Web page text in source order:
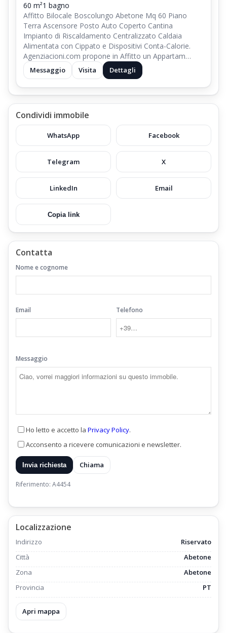
60 m²1 bagno
Affitto Bilocale Boscolungo Abetone Mq 60 Piano
Terra Ascensore Posto Auto Coperto Cantina
Impianto di Riscaldamento Centralizzato Caldaia
Alimentata con Cippato e Dispositivi Conta-Calorie.
Agenziacioni.com propone in Affitto un Appartam…
Messaggio Visita Dettagli
Condividi immobile
WhatsApp Facebook
Telegram X
LinkedIn Email
Copia link
Contatta
Nome e cognome
Email Telefono
Messaggio
Ho letto e accetto la Privacy Policy.
Acconsento a ricevere comunicazioni e newsletter.
Invia richiesta Chiama
Riferimento: A4454
Localizzazione
Indirizzo
Riservato
Città
Abetone
Zona
Abetone
Provincia
PT
Apri mappa